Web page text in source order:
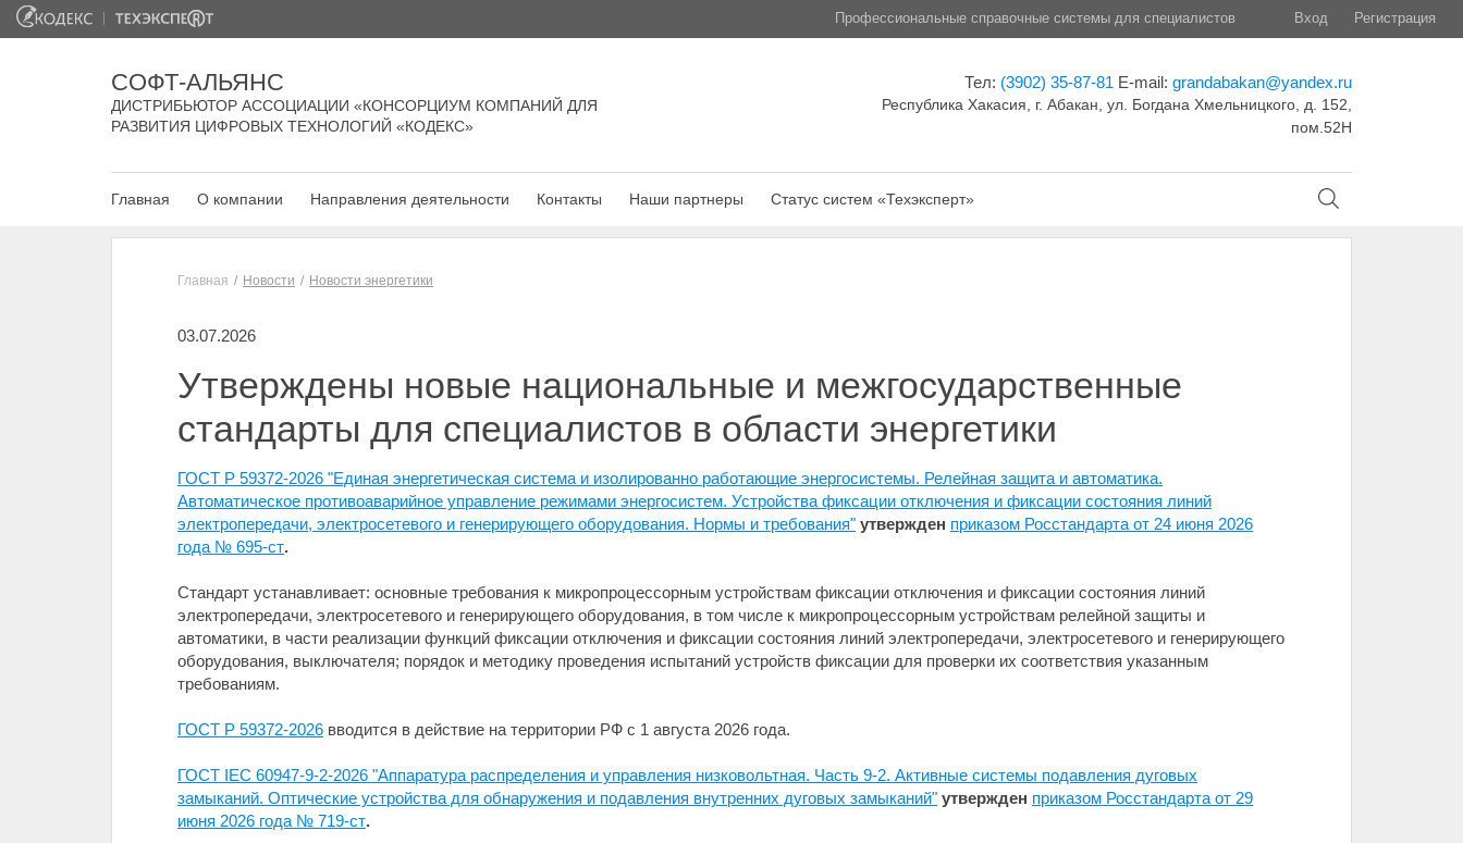
Профессиональные справочные системы для специалистов Вход Регистрация
СОФТ-АЛЬЯНС
ДИСТРИБЬЮТОР АССОЦИАЦИИ «КОНСОРЦИУМ КОМПАНИЙ ДЛЯ
РАЗВИТИЯ ЦИФРОВЫХ ТЕХНОЛОГИЙ «КОДЕКС»
Тел: (3902) 35-87-81 E-mail: grandabakan@yandex.ru
Республика Хакасия, г. Абакан, ул. Богдана Хмельницкого, д. 152,
пом.52Н
Главная О компании Направления деятельности Контакты Наши партнеры Статус систем «Техэксперт»
Главная Новости Новости энергетики
03.07.2026
Утверждены новые национальные и межгосударственные
стандарты для специалистов в области энергетики
ГОСТ Р 59372-2026 "Единая энергетическая система и изолированно работающие энергосистемы. Релейная защита и автоматика.
Автоматическое противоаварийное управление режимами энергосистем. Устройства фиксации отключения и фиксации состояния линий
электропередачи, электросетевого и генерирующего оборудования. Нормы и требования" утвержден приказом Росстандарта от 24 июня 2026
года № 695-ст.
Стандарт устанавливает: основные требования к микропроцессорным устройствам фиксации отключения и фиксации состояния линий
электропередачи, электросетевого и генерирующего оборудования, в том числе к микропроцессорным устройствам релейной защиты и
автоматики, в части реализации функций фиксации отключения и фиксации состояния линий электропередачи, электросетевого и генерирующего
оборудования, выключателя; порядок и методику проведения испытаний устройств фиксации для проверки их соответствия указанным
требованиям.
ГОСТ Р 59372-2026 вводится в действие на территории РФ с 1 августа 2026 года.
ГОСТ IEC 60947-9-2-2026 "Аппаратура распределения и управления низковольтная. Часть 9-2. Активные системы подавления дуговых
замыканий. Оптические устройства для обнаружения и подавления внутренних дуговых замыканий" утвержден приказом Росстандарта от 29
июня 2026 года № 719-ст.